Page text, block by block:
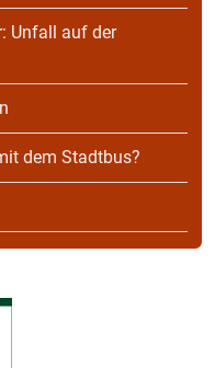
Unfall auf der
dem Stadtbus?